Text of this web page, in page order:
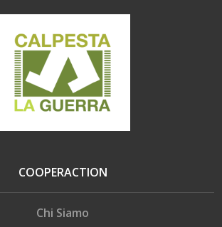
COOPERACTION
Chi Siamo